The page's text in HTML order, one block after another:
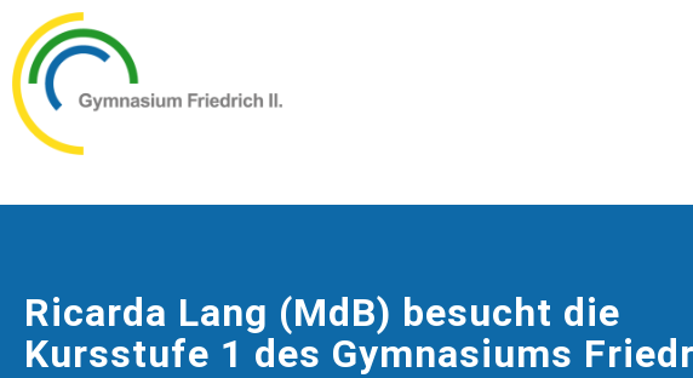
Ricarda Lang (MdB) besucht die
Kursstufe 1 des Gymnasiums